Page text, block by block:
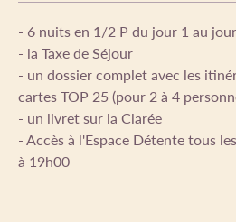
- 6 nuits en 1/2 P du jour 1 au
- la Taxe de Séjour
- un dossier complet avec les
cartes TOP 25 (pour 2 à 4
- un livret sur la Clarée
- Accès à l'Espace Détente tous
à 19h00